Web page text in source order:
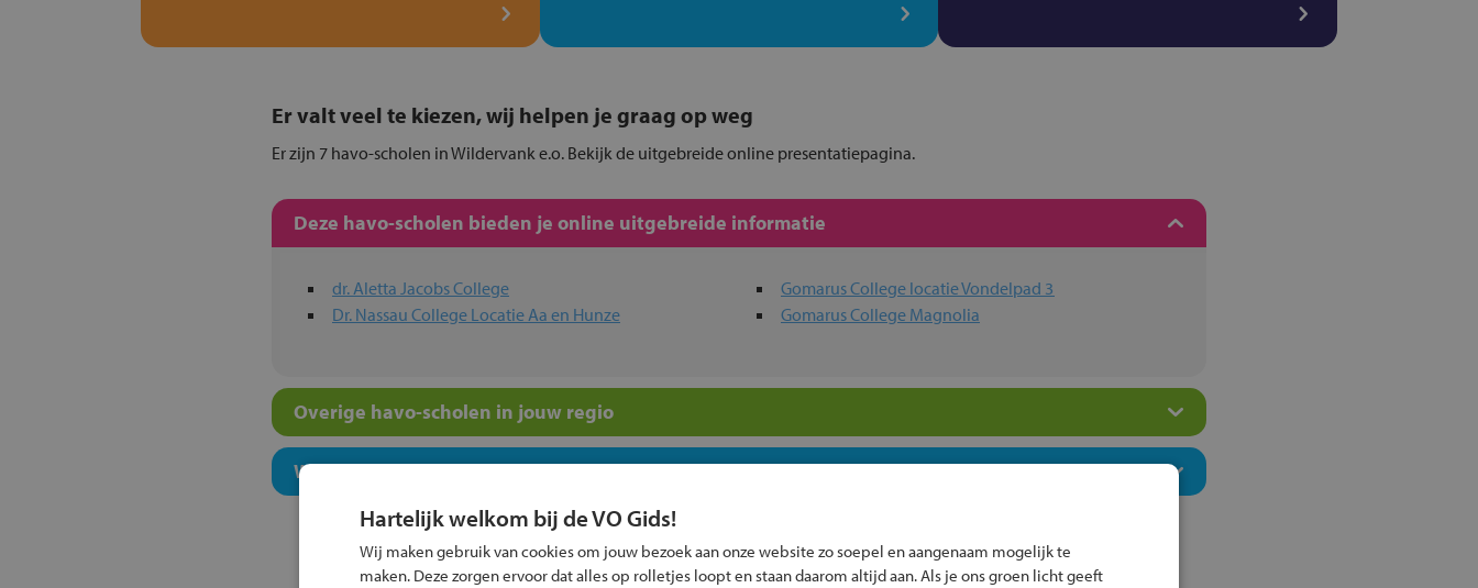
Er valt veel te kiezen, wij helpen je graag op weg
Er zijn 7 havo-scholen in Wildervank e.o. Bekijk de uitgebreide online presentatiepagina.
Deze havo-scholen bieden je online uitgebreide informatie
dr. Aletta Jacobs College
Dr. Nassau College Locatie Aa en Hunze
Gomarus College locatie Vondelpad 3
Gomarus College Magnolia
Overige havo-scholen in jouw regio
Welk onderwijsconcept past bij jou?
Hartelijk welkom bij de VO Gids!
Wij maken gebruik van cookies om jouw bezoek aan onze website zo soepel en aangenaam mogelijk te
maken. Deze zorgen ervoor dat alles op rolletjes loopt en staan daarom altijd aan. Als je ons groen licht geeft